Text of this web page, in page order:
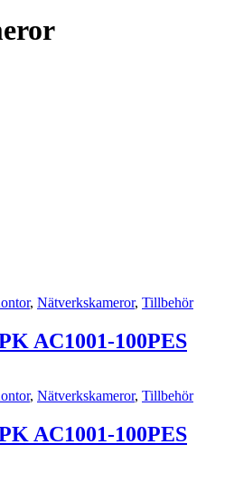
, Nätverkskameror, Tillbehör
AC1001-100PES
, Nätverkskameror, Tillbehör
AC1001-100PES